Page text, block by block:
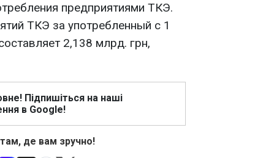
предприятиями ТКЭ.
ТКЭ за употребленный с 1
2,138 млрд. грн,
Підпишіться на наші
в Google!
де вам зручно!